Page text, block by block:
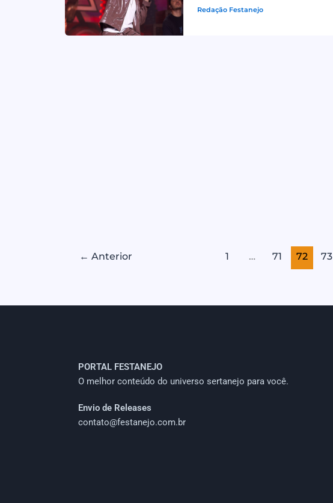
Redação Festanejo
← Anterior 1 … 71 72 73
PORTAL FESTANEJO
O melhor conteúdo do universo sertanejo para você.
Envio de Releases
contato@festanejo.com.br